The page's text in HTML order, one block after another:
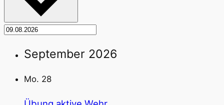
September 2026
Mo. 28